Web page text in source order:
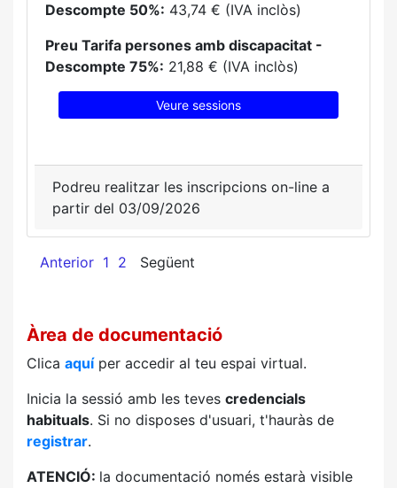
Descompte 50%: 43,74 € (IVA inclòs)
Preu Tarifa persones amb discapacitat -
Descompte 75%: 21,88 € (IVA inclòs)
Veure sessions
Podreu realitzar les inscripcions on-line a
partir del 03/09/2026
Anterior 1 2 Següent
Àrea de documentació
Clica aquíper accedir al teu espai virtual.
Inicia la sessió amb les teves credencials
habituals. Si no disposes d'usuari, t'hauràs de
registrar.
ATENCIÓ: la documentació només estarà visible